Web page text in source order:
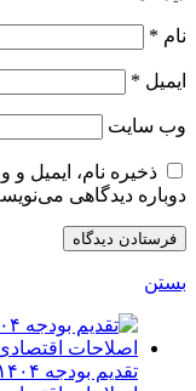
نام *
ایمیل *
وب‌ سایت
ذخیره نام، ایمیل
دوباره دیدگاهی
بستن